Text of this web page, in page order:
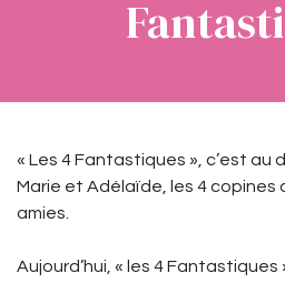
« Les 4 Fantastiques », c’est au
Marie et Adélaïde, les 4 copines
amies.
Aujourd’hui, « les 4